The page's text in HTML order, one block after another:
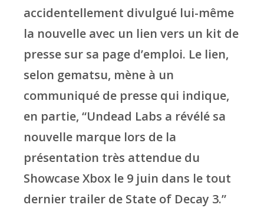
accidentellement divulgué lui-même
la nouvelle avec un lien vers un kit de
presse sur sa page d’emploi. Le lien,
selon gematsu, mène à un
communiqué de presse qui indique,
en partie, “Undead Labs a révélé sa
nouvelle marque lors de la
présentation très attendue du
Showcase Xbox le 9 juin dans le tout
dernier trailer de State of Decay 3.”